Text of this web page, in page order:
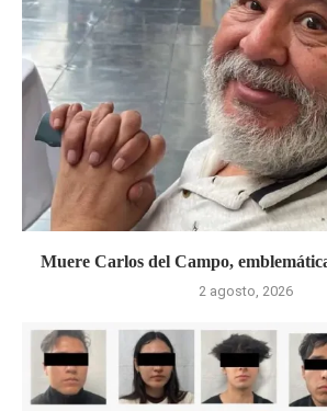
Muere Carlos del Campo,
2 agosto, 2026